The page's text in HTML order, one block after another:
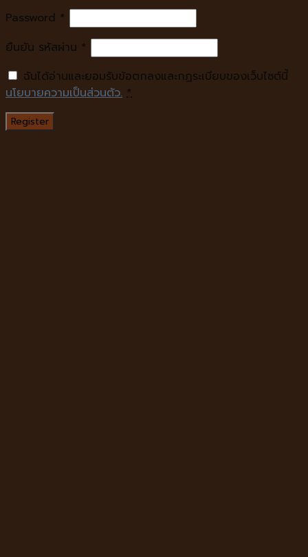
Password *
ยืนยัน รหัสผ่าน *
ฉันได้อ่านและยอมรับข้อตกลงและกฏระเบียบของเว็บไซต์นี้
นโยบายความเป็นส่วนตัว. *
Register